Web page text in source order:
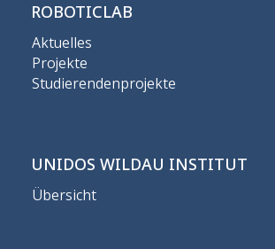
ROBOTICLAB
Aktuelles
Projekte
Studierendenprojekte
UNIDOS WILDAU INSTITUT
Übersicht